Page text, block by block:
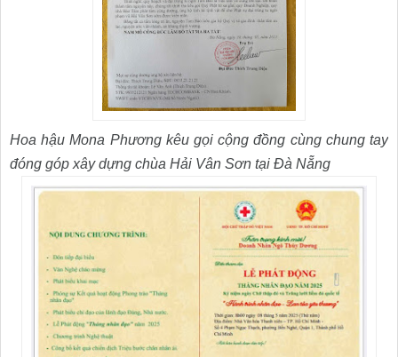
Hoa hậu Mona Phương kêu gọi cộng đồng cùng chung tay
đóng góp xây dựng chùa Hải Vân Sơn tại Đà Nẵng